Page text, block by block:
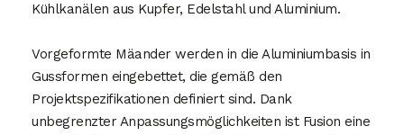
Kühlkanälen aus Kupfer, Edelstahl und Aluminium.
Vorgeformte Mäander werden in die Aluminiumbasis in
Gussformen eingebettet, die gemäß den
Projektspezifikationen definiert sind. Dank
unbegrenzter Anpassungsmöglichkeiten ist Fusion eine